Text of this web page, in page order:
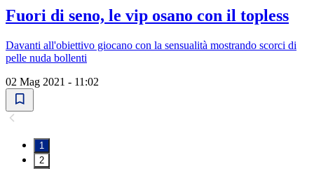
Fuori di seno, le vip osano con il topless
Davanti all'obiettivo giocano con la sensualità mostrando scorci di
pelle nuda bollenti
02 Mag 2021 - 11:02
1
2